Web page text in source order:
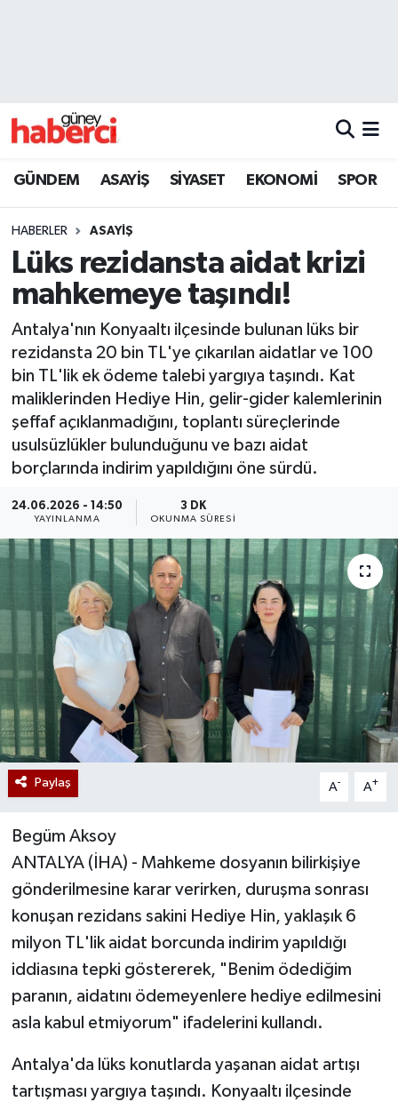
GÜNDEM ASAYİŞ SİYASET EKONOMİ SPOR
HABERLER ASAYİŞ
Lüks rezidansta aidat krizi
mahkemeye taşındı!
Antalya'nın Konyaaltı ilçesinde bulunan lüks bir
rezidansta 20 bin TL'ye çıkarılan aidatlar ve 100
bin TL'lik ek ödeme talebi yargıya taşındı. Kat
maliklerinden Hediye Hin, gelir-gider kalemlerinin
şeffaf açıklanmadığını, toplantı süreçlerinde
usulsüzlükler bulunduğunu ve bazı aidat
borçlarında indirim yapıldığını öne sürdü.
24.06.2026 - 14:50
YAYINLANMA
3 DK
OKUNMA SÜRESI
Paylaş A- A+
Begüm Aksoy
ANTALYA (İHA) - Mahkeme dosyanın bilirkişiye
gönderilmesine karar verirken, duruşma sonrası
konuşan rezidans sakini Hediye Hin, yaklaşık 6
milyon TL'lik aidat borcunda indirim yapıldığı
iddiasına tepki göstererek, "Benim ödediğim
paranın, aidatını ödemeyenlere hediye edilmesini
asla kabul etmiyorum" ifadelerini kullandı.
Antalya'da lüks konutlarda yaşanan aidat artışı
tartışması yargıya taşındı. Konyaaltı ilçesinde
Beyoğlu Trafik Yoğunluk Haritası
Son Dakika Haberleri
Haber Arşivi